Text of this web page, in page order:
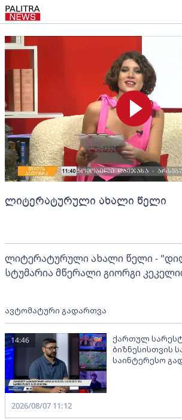
ლიტერატურული ახალი წელი
ლიტერატურული ახალი წელი -
სტუმარია მწერალი გიორგი
ავტომატური გადართვა
ქართულ
ბიზნესისთვის
საინტერესო
14:46
2026/08/07 11:12